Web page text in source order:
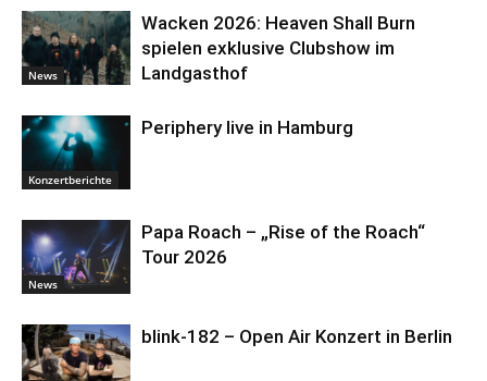
News
Wacken 2026: Heaven Shall Burn
spielen exklusive Clubshow im
Landgasthof
Konzertberichte
Periphery live in Hamburg
News
Papa Roach – „Rise of the Roach“
Tour 2026
blink-182 – Open Air Konzert in Berlin